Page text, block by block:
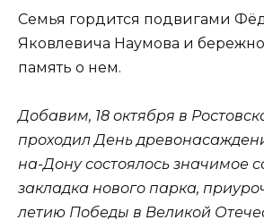
Семья гордится подвигами
Яковлевича Наумова и
память о нем.
Добавим, 18 октября в
проходил День
на-Дону состоялось значимое
закладка нового парка,
летию Победы в Великой